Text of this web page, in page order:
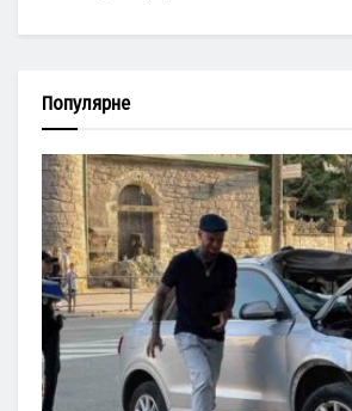
Популярне